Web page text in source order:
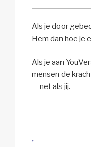
Als je door
Hem dan hoe je
Als je aan
mensen de
— net als jij.